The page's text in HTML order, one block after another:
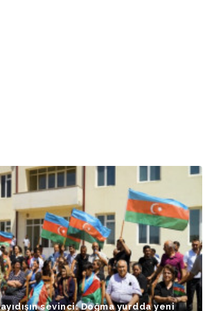
sevinci: Doğma yurdda yeni